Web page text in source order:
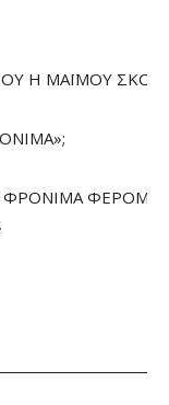
Η ΜΑΪΜΟΥ
ΦΡΟΝΙΜΑ